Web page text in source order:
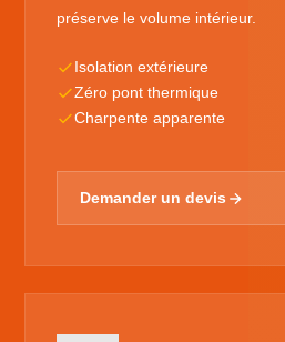
préserve le volume intérieur.
Isolation extérieure
Zéro pont thermique
Charpente apparente
Demander un devis